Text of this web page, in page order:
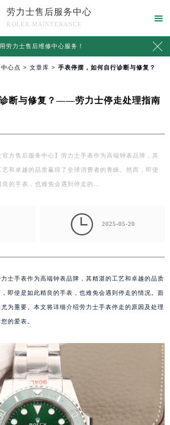
劳力士售后服务中心
ROLEX MAINTENANCE

劳力士售后维修中心服务 ！ 
心点 > 文章库 > 手表停摆，如何自行诊断与修复？
断与修复？——劳力士停走处理指南
官方售后服务中心】劳力士手表作为高端钟表品牌，其
艺和卓越的品质赢得了全球消费者的青睐。然而，即使
良的手表，也难免会遇到停走的…
 2025-05-20
力士手表作为高端钟表品牌，其精湛的工艺和卓越的品质
即使是如此精良的手表，也难免会遇到停走的情况。面
为重要。本文将详细介绍劳力士手表停走的原因及处理
的爱表。